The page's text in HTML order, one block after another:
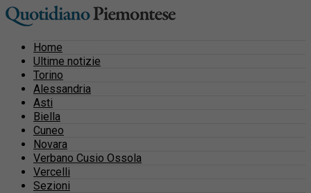
Home
Ultime notizie
Torino
Alessandria
Asti
Biella
Cuneo
Novara
Verbano Cusio Ossola
Vercelli
Sezioni